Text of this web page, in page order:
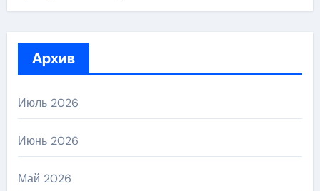
Архив
Июль 2026
Июнь 2026
Май 2026